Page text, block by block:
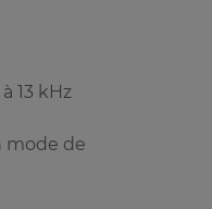
13 kHz
mode de